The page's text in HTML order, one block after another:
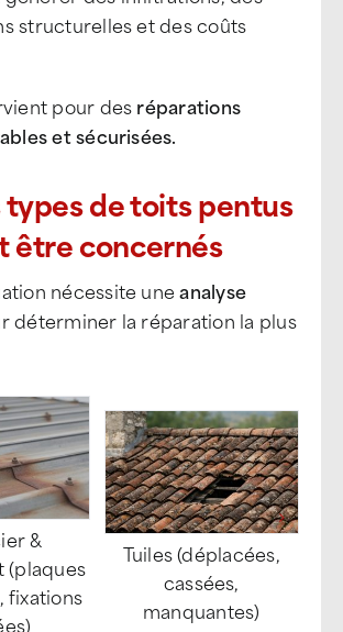
structurelles et des coûts
pour desréparations
et sécurisées.
types de toits pentus
être concernés
nécessite uneanalyse
déterminer la réparation la plus
&
fixations
Tuiles (déplacées,
cassées,
manquantes)